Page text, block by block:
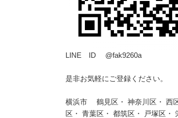
LINE ID @fak9260a
是非お気軽にご登録ください。
横浜市 鶴見区・ 神奈川区・ 西
区・ 青葉区・ 都筑区・ 戸塚区・